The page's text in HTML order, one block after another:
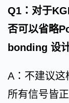
Q1：对于
否可以省略
bonding 设
A：不建议这
所有信号皆